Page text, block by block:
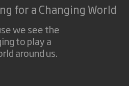
for a Changing World
we see the
to play a
around us.